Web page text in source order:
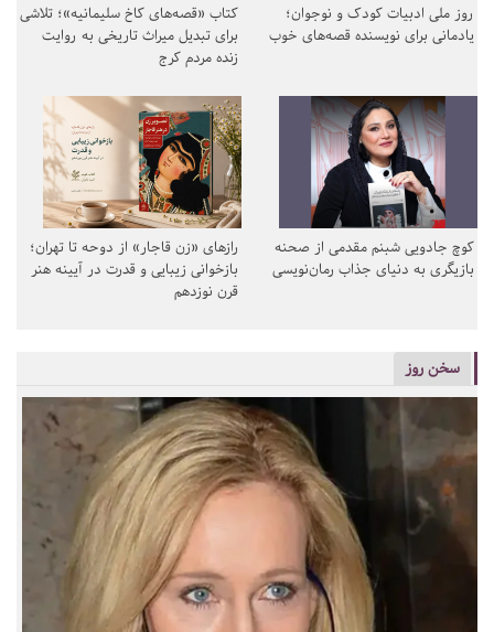
روز ملی ادبیات کودک و نوجوان؛
یادمانی برای نویسنده قصه‌های خوب
کتاب «قصه‌های کاخ سلیمانیه»؛ تلاشی
برای تبدیل میراث تاریخی به روایت
زنده مردم کرج
کوچ جادویی شبنم مقدمی از صحنه
بازیگری به دنیای جذاب رمان‌نویسی
رازهای «زن قاجار» از دوحه تا تهران؛
بازخوانی زیبایی و قدرت در آیینه هنر
قرن نوزدهم
سخن روز